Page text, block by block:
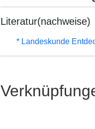
Literatur(nachweise)
* Landeskunde